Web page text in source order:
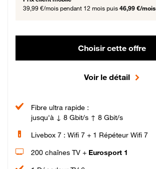
39,99 €/mois pendant 12 mois puis 46,99 €/mois
Choisir cette offre
Voir le détail
Fibre ultra rapide :
jusqu'à ↓ 8 Gbit/s ↑ 8 Gbit/s
Livebox 7 : Wifi 7 + 1 Répéteur Wifi 7
200 chaînes TV + Eurosport 1